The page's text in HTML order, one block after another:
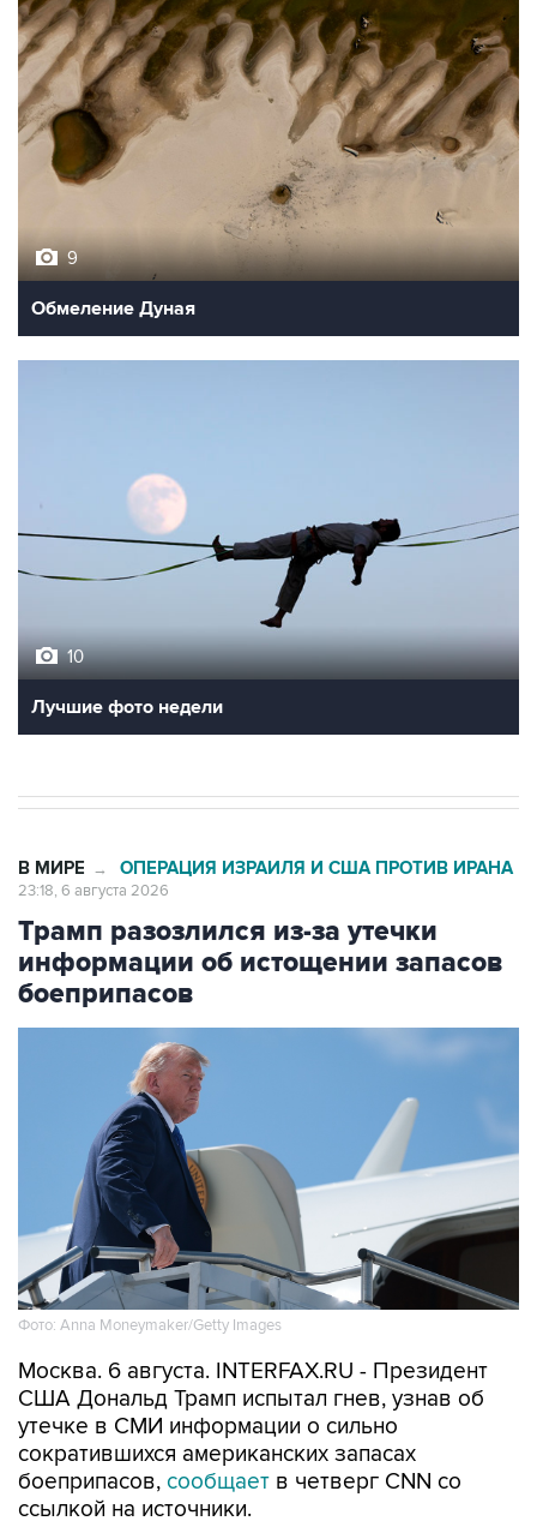
9
Обмеление Дуная
10
Лучшие фото недели
В МИРЕ → ОПЕРАЦИЯ ИЗРАИЛЯ И США ПРОТИВ ИРАНА
23:18, 6 августа 2026
Трамп разозлился из-за утечки
информации об истощении запасов
боеприпасов
Фото: Anna Moneymaker/Getty Images
Москва. 6 августа. INTERFAX.RU - Президент
США Дональд Трамп испытал гнев, узнав об
утечке в СМИ информации о сильно
сократившихся американских запасах
боеприпасов, сообщает в четверг CNN со
ссылкой на источники.